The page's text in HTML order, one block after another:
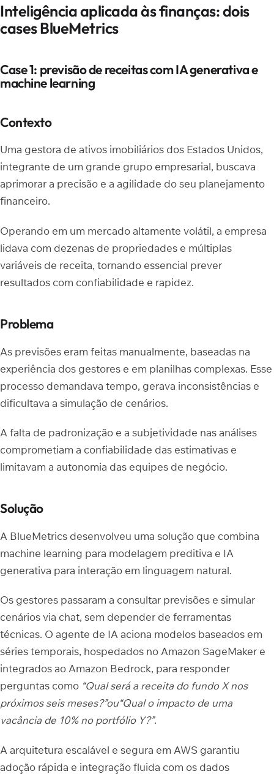
Inteligência aplicada às finanças: dois
cases BlueMetrics
Case 1: previsão de receitas com IA generativa e
machine learning
Contexto
Uma gestora de ativos imobiliários dos Estados Unidos,
integrante de um grande grupo empresarial, buscava
aprimorar a precisão e a agilidade do seu planejamento
financeiro.
Operando em um mercado altamente volátil, a empresa
lidava com dezenas de propriedades e múltiplas
variáveis de receita, tornando essencial prever
resultados com confiabilidade e rapidez.
Problema
As previsões eram feitas manualmente, baseadas na
experiência dos gestores e em planilhas complexas. Esse
processo demandava tempo, gerava inconsistências e
dificultava a simulação de cenários.
A falta de padronização e a subjetividade nas análises
comprometiam a confiabilidade das estimativas e
limitavam a autonomia das equipes de negócio.
Solução
A BlueMetrics desenvolveu uma solução que combina
machine learning para modelagem preditiva e IA
generativa para interação em linguagem natural.
Os gestores passaram a consultar previsões e simular
cenários via chat, sem depender de ferramentas
técnicas. O agente de IA aciona modelos baseados em
séries temporais, hospedados no Amazon SageMaker e
integrados ao Amazon Bedrock, para responder
perguntas como “Qual será a receita do fundo X nos
próximos seis meses?”ou“Qual o impacto de uma
vacância de 10% no portfólio Y?”.
A arquitetura escalável e segura em AWS garantiu
adoção rápida e integração fluida com os dados